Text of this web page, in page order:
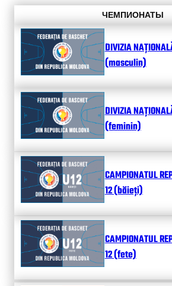
ЧЕМПИОНАТЫ
DIVIZIA
(masculin)
DIVIZIA
(feminin)
CAMPIONATUL
12 (băieți)
CAMPIONATUL
12 (fete)